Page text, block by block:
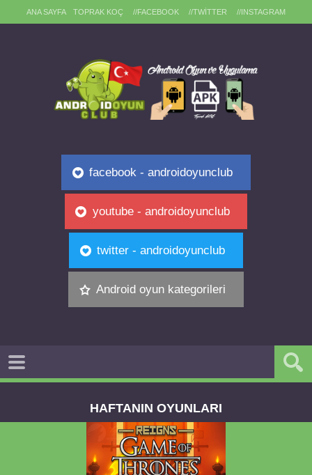
ANA SAYFA TOPRAK KOÇ //FACEBOOK //TWITTER //INSTAGRAM
facebook - androidoyunclub
youtube - androidoyunclub
twitter - androidoyunclub
Android oyun kategorileri
HAFTANIN OYUNLARI